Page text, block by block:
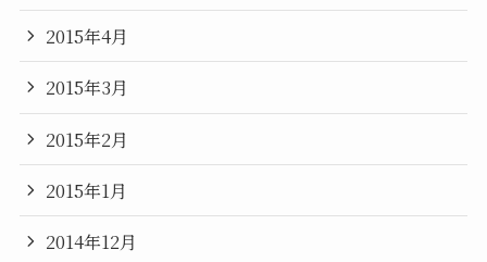
2015年4月
2015年3月
2015年2月
2015年1月
2014年12月